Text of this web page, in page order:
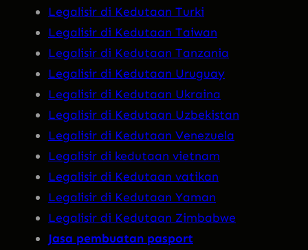
Legalisir di Kedutaan Turki
Legalisir di Kedutaan Taiwan
Legalisir di Kedutaan Tanzania
Legalisir di Kedutaan Uruguay
Legalisir di Kedutaan Ukraina
Legalisir di Kedutaan Uzbekistan
Legalisir di Kedutaan Venezuela
Legalisir di kedutaan vietnam
Legalisir di Kedutaan vatikan
Legalisir di Kedutaan Yaman
Legalisir di Kedutaan Zimbabwe
Jasa pembuatan pasport